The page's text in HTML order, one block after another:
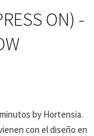
ON) -
by Hortensia.
con el diseño en